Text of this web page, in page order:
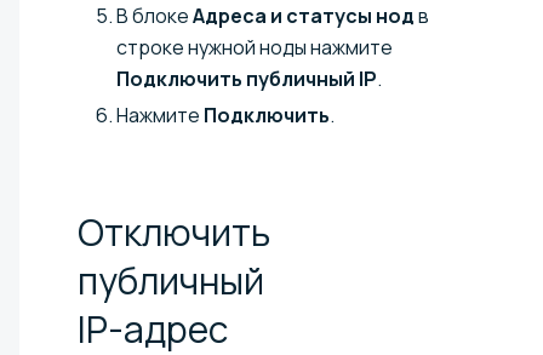
В блокеАдреса и статусы нодв
строке нужной ноды нажмите
Подключить публичный IP.
Нажмите Подключить.
Отключить
публичный
IP-адрес